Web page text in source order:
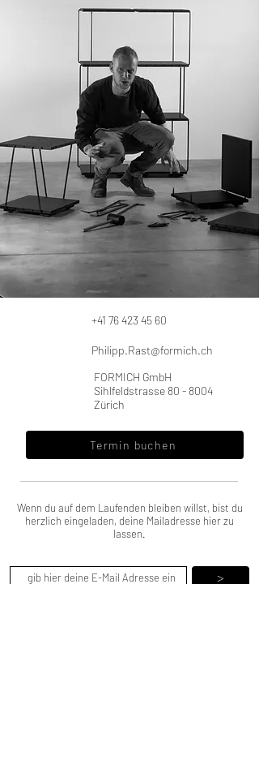
+41 76 423 45 60
Philipp.Rast@formich.ch
FORMICH GmbH
Sihlfeldstrasse 80 - 8004
Zürich
Termin buchen
Wenn du auf dem Laufenden bleiben willst, bist du
herzlich eingeladen, deine Mailadresse hier zu
lassen.
>